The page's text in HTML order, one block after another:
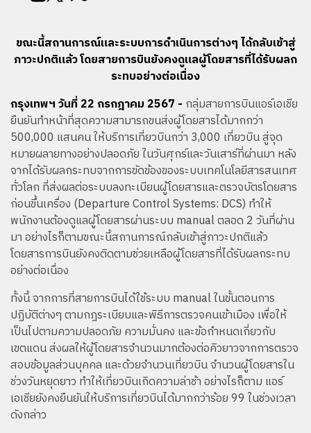
ขณะนี้สถานการณ์และระบบการดำเนินการต่างๆ ได้กลับเข้าสู่
ภาวะปกติแล้ว โดยสายการบินยังคงดูแลผู้โดยสารที่ได้รับผลก
ระทบอย่างต่อเนื่อง
กรุงเทพฯ วันที่ 22 กรกฎาคม 2567 - กลุ่มสายการบินแอร์เอเชีย
ยืนยันทำหน้าที่สุดความสามารถขนส่งผู้โดยสารได้มากกว่า
500,000 แสนคน ให้บริการเที่ยวบินกว่า 3,000 เที่ยวบิน สู่จุด
หมายผลายทางอย่างปลอดภัย ในวันศุกร์และวันเสาร์ที่ผ่านมา หลัง
จากได้รับผลกระทบจากการขัดข้องของระบบเทคโนโลยีสารสนเทศ
ทั่วโลก ที่ส่งผลต่อระบบลงทะเบียนผู้โดยสารและตรวจบัตรโดยสาร
ก่อนขึ้นเครื่อง (Departure Control Systems: DCS) ทำให้
พนักงานต้องดูแลผู้โดยสารผ่านระบบ manual ตลอด 2 วันที่ผ่าน
มา อย่างไรก็ตามขณะนี้สถานการณ์กลับเข้าสู่ภาวะปกติแล้ว
โดยสารการบินยังคงติดตามช่วยเหลือผู้โดยสารที่ได้รับผลกระทบ
อย่างต่อเนื่อง
ทั้งนี้ จากการที่สายการบินได้ใช้ระบบ manual ในขั้นตอนการ
ปฏิบัติต่างๆ ตามกฎระเบียบและพิธีการตรวจคนเข้าเมือง เพื่อให้
เป็นไปตามความปลอดภัย ความมั่นคง และข้อกำหนดเกี่ยวกับ
เขตแดน ส่งผลให้ผู้โดยสารจำนวนมากต้องต่อคิวยาวจากการตรวจ
สอบข้อมูลส่วนบุคคล และด้วยจำนวนเที่ยวบิน จำนวนผู้โดยสารใน
ช่วงวันหยุดยาว ทำให้เที่ยวบินเกิดความล่าช้า อย่างไรก็ตาม แอร์
เอเชียยังคงยืนยันให้บริการเที่ยวบินได้มากกว่าร้อย 99 ในช่วงเวลา
ดังกล่าว